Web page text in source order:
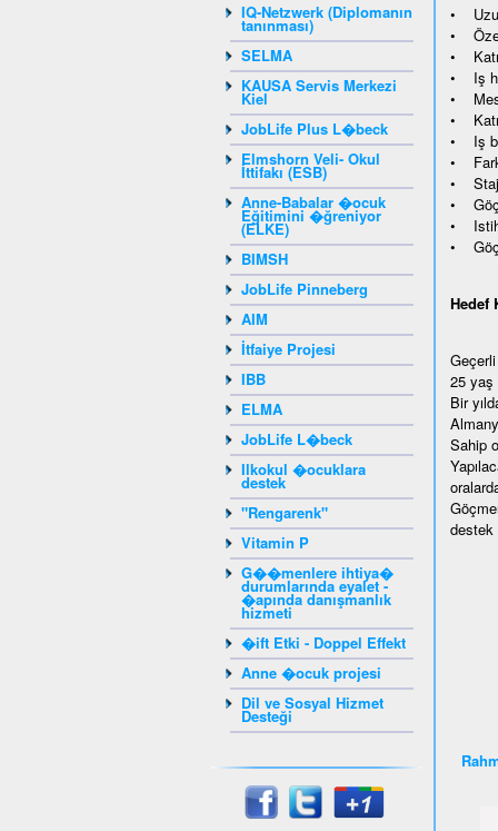
IQ-Netzwerk (Diplomanın
tanınması)
SELMA
KAUSA Servis Merkezi
Kiel
JobLife Plus L�beck
Elmshorn Veli- Okul
İttifakı (ESB)
Anne-Babalar �ocuk
Eğitimini �ğreniyor
(ELKE)
BIMSH
JobLife Pinneberg
AIM
İtfaiye Projesi
IBB
ELMA
JobLife L�beck
Ilkokul �ocuklara
destek
"Rengarenk"
Vitamin P
G��menlere ihtiya�
durumlarında eyalet -
�apında danışmanlık
hizmeti
�ift Etki - Doppel Effekt
Anne �ocuk projesi
Dil ve Sosyal Hizmet
Desteği
•
• Özel
•
• Iş
•
•
• Iş
•
• Staj,
•
•
•
Hedef
25 yaş
Bir
Sahip
destek